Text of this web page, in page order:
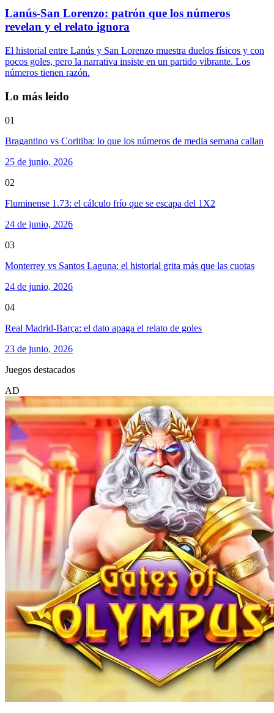
Lanús-San Lorenzo: patrón que los números
revelan y el relato ignora
El historial entre Lanús y San Lorenzo muestra duelos físicos y con
pocos goles, pero la narrativa insiste en un partido vibrante. Los
números tienen razón.
Lo más leído
01
Bragantino vs Coritiba: lo que los números de media semana callan
25 de junio, 2026
02
Fluminense 1.73: el cálculo frío que se escapa del 1X2
24 de junio, 2026
03
Monterrey vs Santos Laguna: el historial grita más que las cuotas
24 de junio, 2026
04
Real Madrid-Barça: el dato apaga el relato de goles
23 de junio, 2026
Juegos destacados
AD